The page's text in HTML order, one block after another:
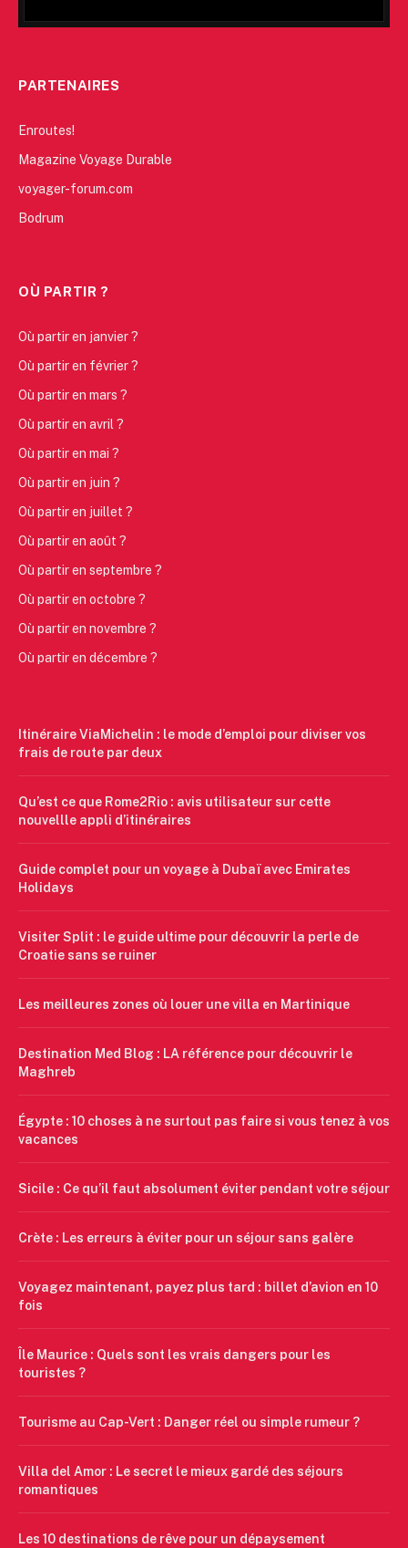
PARTENAIRES
Enroutes!
Magazine Voyage Durable
voyager-forum.com
Bodrum
OÙ PARTIR ?
Où partir en janvier ?
Où partir en février ?
Où partir en mars ?
Où partir en avril ?
Où partir en mai ?
Où partir en juin ?
Où partir en juillet ?
Où partir en août ?
Où partir en septembre ?
Où partir en octobre ?
Où partir en novembre ?
Où partir en décembre ?
Itinéraire ViaMichelin : le mode d’emploi pour diviser vos
frais de route par deux
Qu’est ce que Rome2Rio : avis utilisateur sur cette
nouvellle appli d’itinéraires
Guide complet pour un voyage à Dubaï avec Emirates
Holidays
Visiter Split : le guide ultime pour découvrir la perle de
Croatie sans se ruiner
Les meilleures zones où louer une villa en Martinique
Destination Med Blog : LA référence pour découvrir le
Maghreb
Égypte : 10 choses à ne surtout pas faire si vous tenez à vos
vacances
Sicile : Ce qu’il faut absolument éviter pendant votre séjour
Crète : Les erreurs à éviter pour un séjour sans galère
Voyagez maintenant, payez plus tard : billet d’avion en 10
fois
Île Maurice : Quels sont les vrais dangers pour les
touristes ?
Tourisme au Cap-Vert : Danger réel ou simple rumeur ?
Villa del Amor : Le secret le mieux gardé des séjours
romantiques
Les 10 destinations de rêve pour un dépaysement